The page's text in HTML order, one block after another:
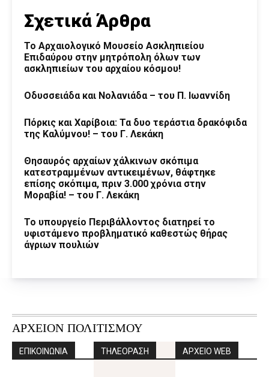
Σχετικά Άρθρα
Το Αρχαιολογικό Μουσείο Ασκληπιείου
Επιδαύρου στην μητρόπολη όλων των
ασκληπιείων του αρχαίου κόσμου!
Οδυσσειάδα και Νολανιάδα – του Π. Ιωαννίδη
Πόρκις και Χαρίβοια: Τα δυο τεράστια δρακόφιδα
της Καλύμνου! – του Γ. Λεκάκη
Θησαυρός αρχαίων χάλκινων σκόπιμα
κατεστραμμένων αντικειμένων, θάφτηκε
επίσης σκόπιμα, πριν 3.000 χρόνια στην
Μοραβία! – του Γ. Λεκάκη
Το υπουργείο Περιβάλλοντος διατηρεί το
υφιστάμενο προβληματικό καθεστώς θήρας
άγριων πουλιών
ΑΡΧΕΙΟΝ ΠΟΛΙΤΙΣΜΟΥ
ΕΠΙΚΟΙΝΩΝΙΑ ΤΗΛΕΟΡΑΣΗ ΑΡΧΕΙΟ WEB